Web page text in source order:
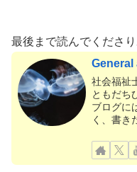
最後まで読んでくださ
General
社会福祉
ともだち
ブログに
く、書き